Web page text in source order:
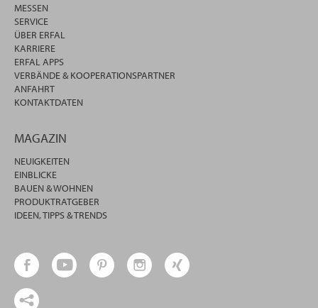
MESSEN
SERVICE
ÜBER ERFAL
KARRIERE
ERFAL APPS
VERBÄNDE & KOOPERATIONSPARTNER
ANFAHRT
KONTAKTDATEN
MAGAZIN
NEUIGKEITEN
EINBLICKE
BAUEN & WOHNEN
PRODUKTRATGEBER
IDEEN, TIPPS & TRENDS